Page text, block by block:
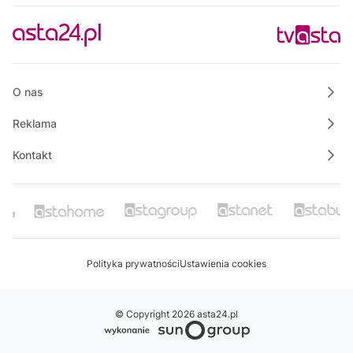
18:00
Wielkopolska na Weekend
18:25
O nas
Reklama
Kontakt
Polityka prywatnościUstawienia cookies
© Copyright 2026 asta24.pl